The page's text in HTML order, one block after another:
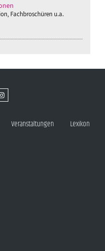
Fachbroschüren u.a.
Veranstaltungen Lexikon